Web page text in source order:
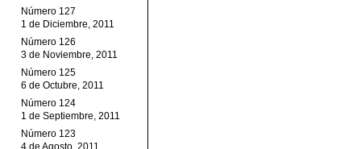
Número 127
1 de Diciembre, 2011
Número 126
3 de Noviembre, 2011
Número 125
6 de Octubre, 2011
Número 124
1 de Septiembre, 2011
Número 123
4 de Agosto, 2011